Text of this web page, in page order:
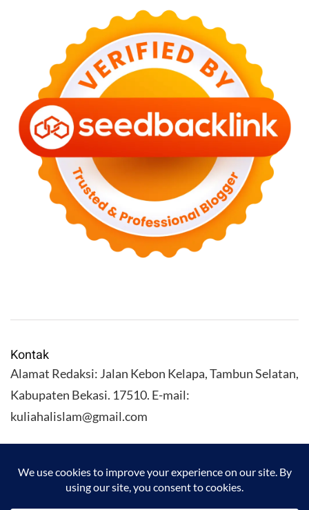
Kontak
Alamat Redaksi: Jalan Kebon Kelapa, Tambun Selatan,
Kabupaten Bekasi. 17510. E-mail:
kuliahalislam@gmail.com